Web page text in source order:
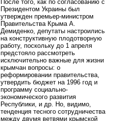
После того, как по согласованию с
Президентом Украины был
утвержден премьер-министром
Правительства Крыма А.
Демиденко, депутаты настроились
на конструктивную плодотворную
работу, поскольку до 1 апреля
предстояло рассмотреть
исключительно важные для жизни
крымчан вопросы: о
реформировании правительства,
утвердить бюджет на 1996 год и
программу социально-
экономического развития
Республики, и др. Но, видимо,
тенденция тесного сотрудничества
между двумя ветвями крымской